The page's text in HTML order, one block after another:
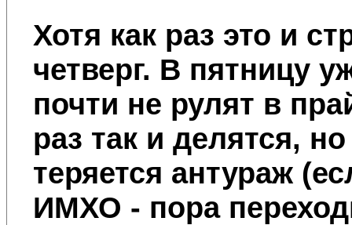
Хотя как раз это и
четверг. В пятницу
почти не рулят в
раз так и делятся,
теряется антураж
ИМХО - пора